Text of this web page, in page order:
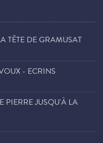
TÊTE DE GRAMUSAT
- ECRINS
PIERRE JUSQU'À LA